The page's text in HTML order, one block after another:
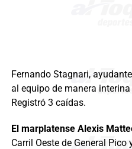
Fernando Stagnari,
al equipo de manera
Registró 3 caídas.
El marplatense Alexis
Carril Oeste de General